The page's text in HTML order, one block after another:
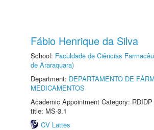
Fábio Henrique da Silva
School: Faculdade de Ciências
de Araraquara)
Department: DEPARTAMENTO DE
MEDICAMENTOS
Academic Appointment Category:
title: MS-3.1
CV Lattes